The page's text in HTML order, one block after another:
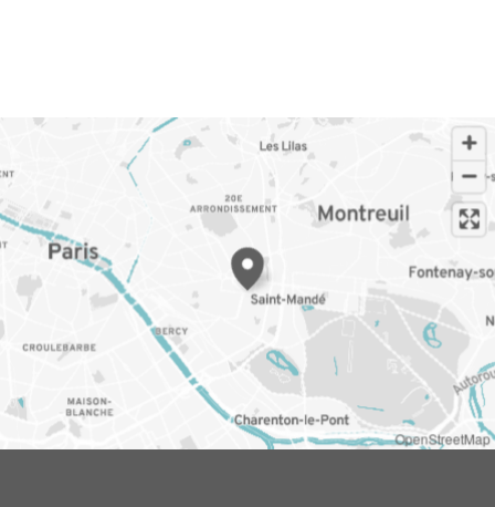
OpenStreetMap